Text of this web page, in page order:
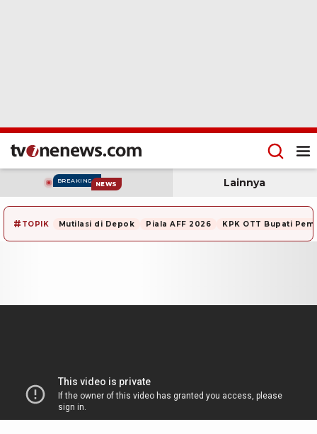
BREAKING NEWS Lainnya
# TOPIK Mutilasi di Depok Piala AFF 2026 KPK OTT Bupati